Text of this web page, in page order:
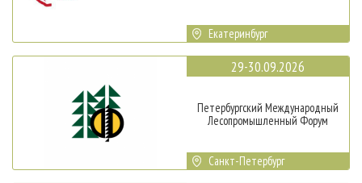
Екатеринбург
29-30.09.2026
Петербургский Международный
Лесопромышленный Форум
Санкт-Петербург